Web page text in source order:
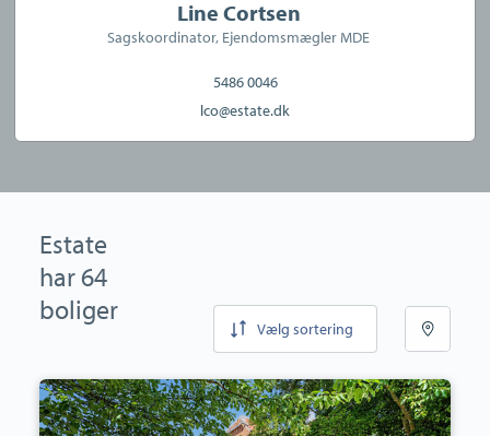
Line Cortsen
Sagskoordinator, Ejendomsmægler MDE
5486 0046
lco@estate.dk
Estate
har 64
boliger
Vælg sortering
Villa:
Falkerslevvej